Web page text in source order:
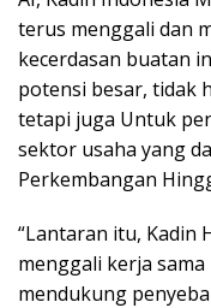
terus menggali dan
kecerdasan buatan
potensi besar, tidak
tetapi juga Untuk
sektor usaha yang
Perkembangan
“Lantaran itu, Kadin
menggali kerja sama
mendukung